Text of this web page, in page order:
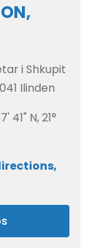
i Shkupit
Ilinden
41" N, 21°